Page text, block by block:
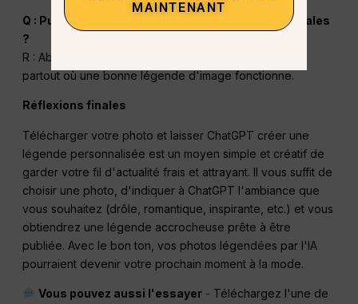
Q : Puis-je le faire pour d'autres plateformes sociales
?
R : Absolument - TikTok, Twitter, LinkedIn, Facebook...
partout où une bonne légende d'image fonctionne.
Réflexions finales
Télécharger votre photo et laisser ChatGPT créer une
légende personnalisée est un moyen simple et créatif de
garder votre fil d'actualité frais et attrayant. Il vous suffit de
choisir une photo, d'indiquer à ChatGPT l'ambiance que
vous souhaitez (drôle, romantique, inspirante, etc.) et vous
obtiendrez une légende accrocheuse prête à être
publiée. Avec le bon ton, vos photos légendées par l'IA
pourraient devenir votre prochain moment à la mode.
Vous pouvez aussi l'essayer - Téléchargez l'une de
MAINTENANT